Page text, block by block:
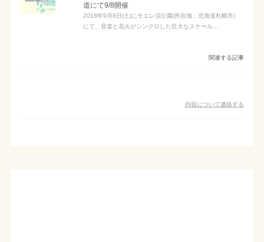
道にて9/8開催
2018年9月8日(土)にモエレ沼公園(所在地：北海道札幌市)
にて、音楽と花火がシンクロした壮大なスケール...
関連する記事
内容について連絡する